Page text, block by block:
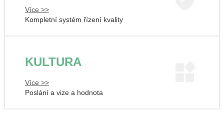
Více >>
Kompletní systém řízení kvality
KULTURA
Více >>
Poslání a vize a hodnota